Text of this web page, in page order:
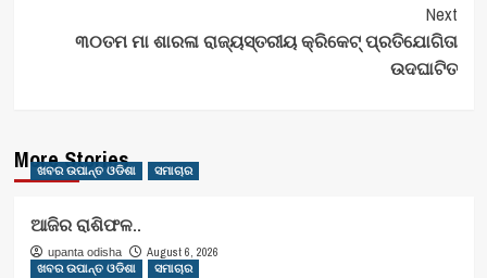
Next
୩୦ତମ ମା ଶାରଳା ରାଜ୍ୟସ୍ତରୀୟ କ୍ରିକେଟ୍ ପ୍ରତିଯୋଗିତା
ଉଦଘାଟିତ
More Stories
ଖବର ଉପାନ୍ତ ଓଡିଶା ସମାଚାର
ଆଜିର ରାଶିଫଳ..
upanta odisha
August 6, 2026
ଖବର ଉପାନ୍ତ ଓଡିଶା
ସମାଚାର